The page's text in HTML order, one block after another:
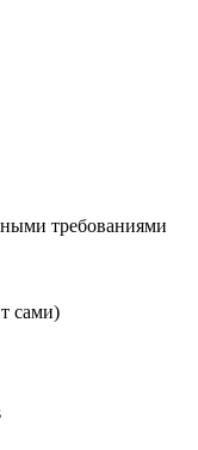
требованиями
сами)